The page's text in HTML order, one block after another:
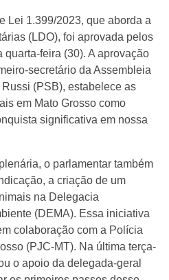
Lei 1.399/2023, que aborda a
(LDO), foi aprovada pelos
feira (30). A aprovação
secretário da Assembleia
(PSB), estabelece as
em Mato Grosso como
significativa em nossa
o parlamentar também
a criação de um
na Delegacia
(DEMA). Essa iniciativa
colaboração com a Polícia
(PJC-MT). Na última terça-
o apoio da delegada-geral